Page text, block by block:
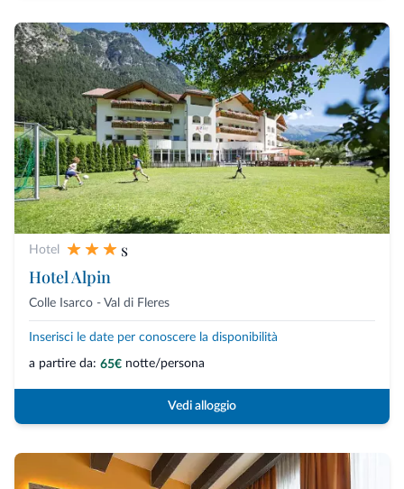
Hotel
s
Hotel Alpin
Colle Isarco - Val di Fleres
Inserisci le date per conoscere la disponibilità
a partire da: 65€ notte/persona
Vedi alloggio